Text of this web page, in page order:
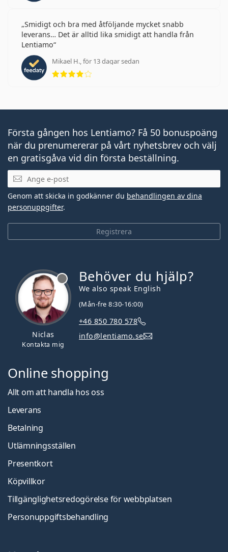
Smidigt och bra med åtföljande mycket snabb
leverans… Det är alltid lika smidigt att handla från
Lentiamo
Mikael H., för 13 dagar sedan
Betyg 4 av 5
Första gången hos Lentiamo? Få 50 bonuspoäng
när du prenumererar på vårt nyhetsbrev och välj
en gratisgåva vid din första beställning.
Mejladress
Registrera
Genom att skicka in godkänner du behandlingen av dina
personuppgifter.
Niclas
Kontakta mig
Behöver du hjälp?
We also speak English
(Mån-fre 8:30-16:00)
+46 850 780 578
info@lentiamo.se
Online shopping
Allt om att handla hos oss
Leverans
Betalning
Utlämningsställen
Presentkort
Köpvillkor
Tillgänglighetsredogörelse för webbplatsen
Personuppgiftsbehandling